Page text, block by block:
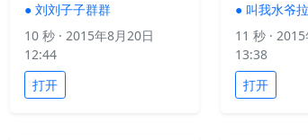
● 刘刘子子群群
10 秒 · 2015年8月20日
12:44
打开
● 叫我水爷
11 秒 ·
13:38
打开